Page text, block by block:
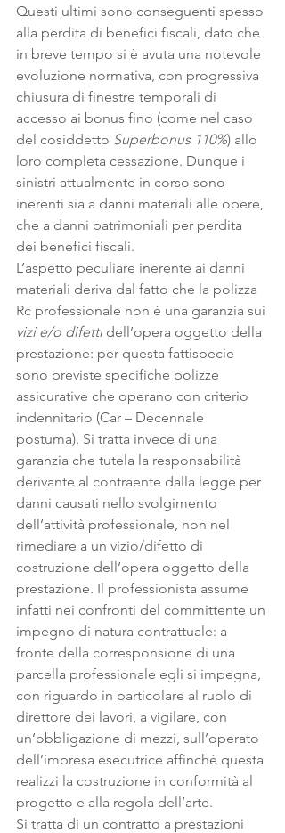
Questi ultimi sono conseguenti spesso
alla perdita di benefici fiscali, dato che
in breve tempo si è avuta una notevole
evoluzione normativa, con progressiva
chiusura di finestre temporali di
accesso ai bonus fino (come nel caso
del cosiddetto Superbonus 110%) allo
loro completa cessazione. Dunque i
sinistri attualmente in corso sono
inerenti sia a danni materiali alle opere,
che a danni patrimoniali per perdita
dei benefici fiscali.
L’aspetto peculiare inerente ai danni
materiali deriva dal fatto che la polizza
Rc professionale non è una garanzia sui
vizi e/o difetti dell’opera oggetto della
prestazione: per questa fattispecie
sono previste specifiche polizze
assicurative che operano con criterio
indennitario (Car – Decennale
postuma). Si tratta invece di una
garanzia che tutela la responsabilità
derivante al contraente dalla legge per
danni causati nello svolgimento
dell’attività professionale, non nel
rimediare a un vizio/difetto di
costruzione dell’opera oggetto della
prestazione. Il professionista assume
infatti nei confronti del committente un
impegno di natura contrattuale: a
fronte della corresponsione di una
parcella professionale egli si impegna,
con riguardo in particolare al ruolo di
direttore dei lavori, a vigilare, con
un’obbligazione di mezzi, sull’operato
dell’impresa esecutrice affinché questa
realizzi la costruzione in conformità al
progetto e alla regola dell’arte.
Si tratta di un contratto a prestazioni